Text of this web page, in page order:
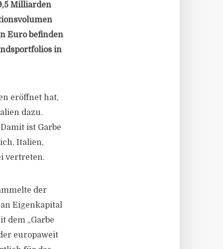
Milliarden
Euro befinden
in
eröffnet hat,
dazu.
ist Garbe
Italien,
vertreten.
der
Eigenkapital
dem „Garbe
europaweit